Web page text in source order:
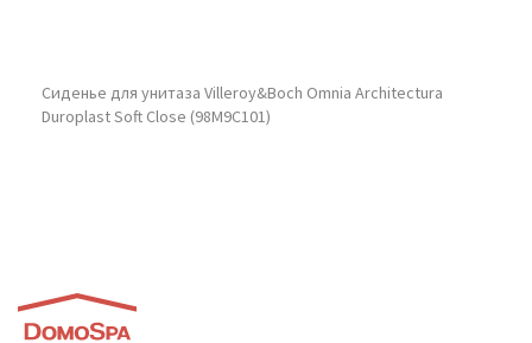
Сиденье для унитаза Villeroy&Boch Omnia Architectura
Duroplast Soft Close (98M9C101)